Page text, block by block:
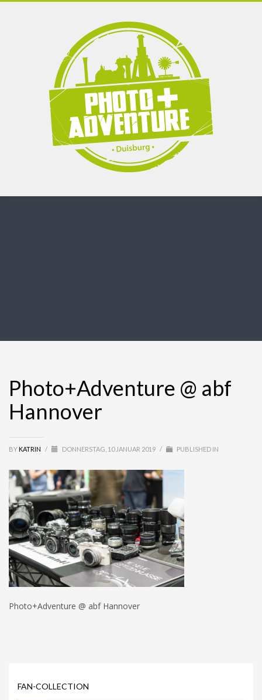
Photo+Adventure @ abf
Hannover
BY KATRIN / DONNERSTAG, 10 JANUAR 2019 / PUBLISHED IN
Photo+Adventure @ abf Hannover
FAN-COLLECTION